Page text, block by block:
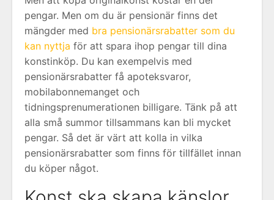
pengar. Men om du är pensionär finns det
mängder med bra pensionärsrabatter som du
kan nyttja för att spara ihop pengar till dina
konstinköp. Du kan exempelvis med
pensionärsrabatter få apoteksvaror,
mobilabonnemanget och
tidningsprenumerationen billigare. Tänk på att
alla små summor tillsammans kan bli mycket
pengar. Så det är värt att kolla in vilka
pensionärsrabatter som finns för tillfället innan
du köper något.